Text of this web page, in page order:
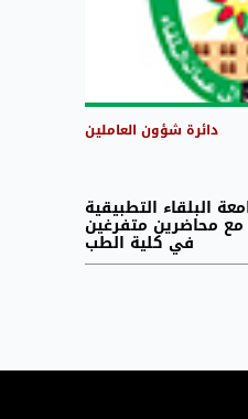
دائرة شؤون العاملين
البلقاء التطبيقية
مع محاضرين متفرغين
في كلية الطب